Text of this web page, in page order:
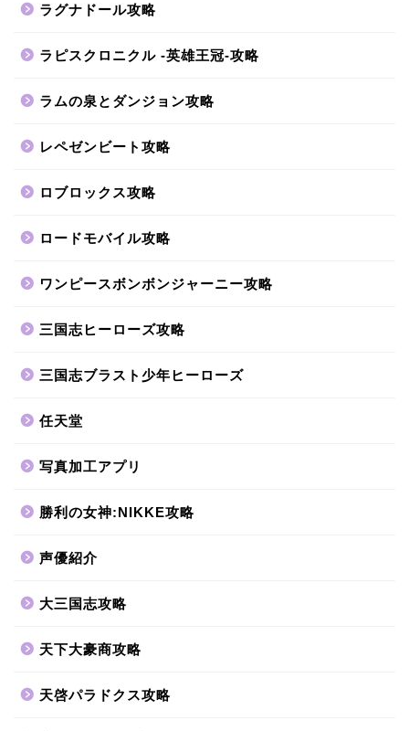
ラグナドール攻略
ラピスクロニクル -英雄王冠-攻略
ラムの泉とダンジョン攻略
レペゼンビート攻略
ロブロックス攻略
ロードモバイル攻略
ワンピースボンボンジャーニー攻略
三国志ヒーローズ攻略
三国志ブラスト少年ヒーローズ
任天堂
写真加工アプリ
勝利の女神:NIKKE攻略
声優紹介
大三国志攻略
天下大豪商攻略
天啓パラドクス攻略